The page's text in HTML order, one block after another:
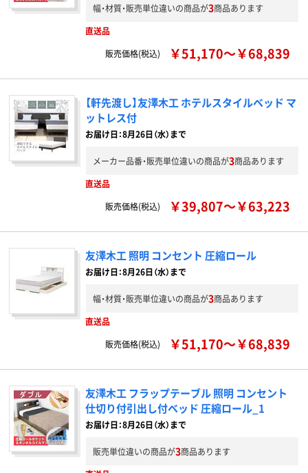
幅・材質・販売単位違いの商品が3商品あります
直送品
販売価格(税込)
￥51,170～￥68,839
【軒先渡し】友澤木工 ホテルスタイルベッド マ
ットレス付
お届け日：8月26日（水）まで
メーカー品番・販売単位違いの商品が3商品あります
直送品
販売価格(税込)
￥39,807～￥63,223
友澤木工 照明 コンセント 圧縮ロール
お届け日：8月26日（水）まで
幅・材質・販売単位違いの商品が3商品あります
直送品
販売価格(税込)
￥51,170～￥68,839
友澤木工 フラップテーブル 照明 コンセント
仕切り付引出し付ベッド 圧縮ロール_1
お届け日：8月26日（水）まで
販売単位違いの商品が3商品あります